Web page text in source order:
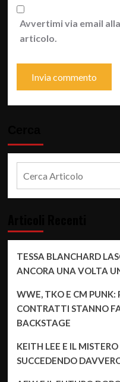
Avvertimi via email
articolo.
TESSA BLANCHARD
ANCORA UNA VOLTA
WWE, TKO E CM PUNK:
CONTRATTI STANNO
BACKSTAGE
KEITH LEE E IL
SUCCEDENDO